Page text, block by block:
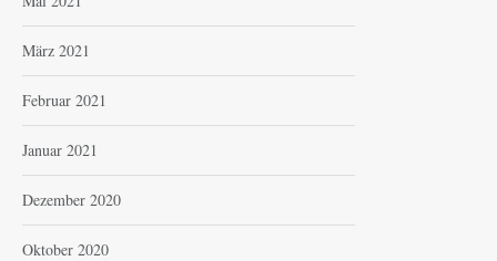
März 2021
Februar 2021
Januar 2021
Dezember 2020
Oktober 2020